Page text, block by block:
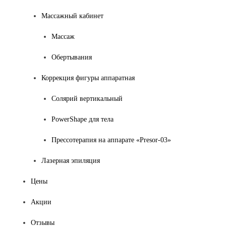
Массажный кабинет
Массаж
Обертывания
Коррекция фигуры аппаратная
Солярий вертикальный
PowerShape для тела
Прессотерапия на аппарате «Presor-03»
Лазерная эпиляция
Цены
Акции
Отзывы